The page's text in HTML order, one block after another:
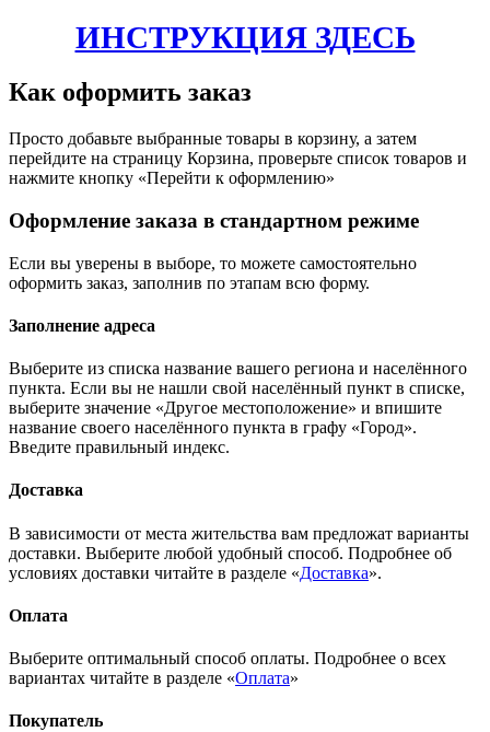
ИНСТРУКЦИЯ ЗДЕСЬ
Как оформить заказ
Просто добавьте выбранные товары в корзину, а затем
перейдите на страницу Корзина, проверьте список товаров и
нажмите кнопку «Перейти к оформлению»
Оформление заказа в стандартном режиме
Если вы уверены в выборе, то можете самостоятельно
оформить заказ, заполнив по этапам всю форму.
Заполнение адреса
Выберите из списка название вашего региона и населённого
пункта. Если вы не нашли свой населённый пункт в списке,
выберите значение «Другое местоположение» и впишите
название своего населённого пункта в графу «Город».
Введите правильный индекс.
Доставка
В зависимости от места жительства вам предложат варианты
доставки. Выберите любой удобный способ. Подробнее об
условиях доставки читайте в разделе «Доставка».
Оплата
Выберите оптимальный способ оплаты. Подробнее о всех
вариантах читайте в разделе «Оплата»
Покупатель